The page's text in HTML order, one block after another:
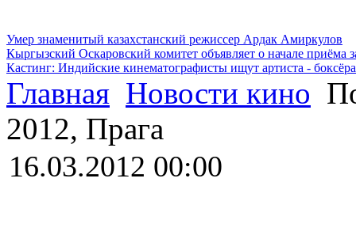
Умер знаменитый казахстанский режиссер Ардак Амиркулов
Кыргызский Оскаровский комитет объявляет о начале приёма
Кастинг: Индийские кинематографисты ищут артиста -
Главная Новости кино
2012, Прага
16.03.2012 00:00